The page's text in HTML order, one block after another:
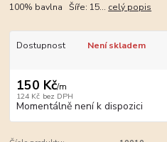
100% bavlna Šíře: 15... celý popis
Dostupnost Není skladem
150 Kč/m
124 Kč bez DPH
Momentálně není k dispozici